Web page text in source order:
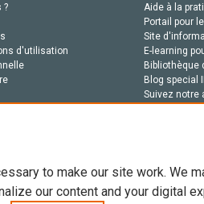
?
d'utilisation
Aide à la
Portail pour
Site
E-learning
Bibliothèque
Blog special
Suivez notre
to make our site work. We
our content and your digital